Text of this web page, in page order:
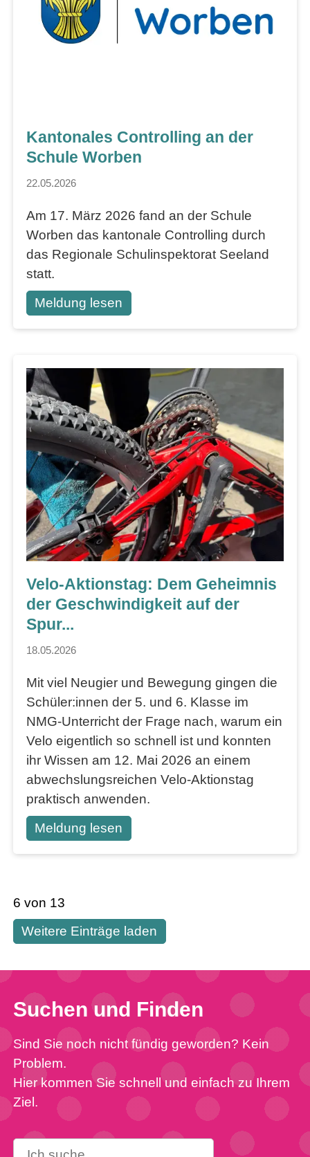
Kantonales Controlling an der
Schule Worben
22.05.2026
Am 17. März 2026 fand an der Schule
Worben das kantonale Controlling durch
das Regionale Schulinspektorat Seeland
statt.
Meldung lesen
Velo-Aktionstag: Dem Geheimnis
der Geschwindigkeit auf der
Spur...
18.05.2026
Mit viel Neugier und Bewegung gingen die
Schüler:innen der 5. und 6. Klasse im
NMG-Unterricht der Frage nach, warum ein
Velo eigentlich so schnell ist und konnten
ihr Wissen am 12. Mai 2026 an einem
abwechslungsreichen Velo-Aktionstag
praktisch anwenden.
Meldung lesen
6 von 13
Weitere Einträge laden
Suchen und Finden
Sind Sie noch nicht fündig geworden? Kein
Problem.
Hier kommen Sie schnell und einfach zu Ihrem
Ziel.